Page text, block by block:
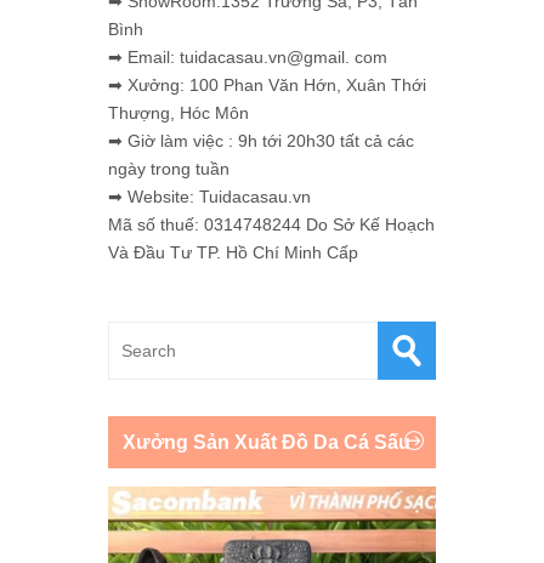
Bình
➡ Email: tuidacasau.vn@gmail. com
➡ Xưởng: 100 Phan Văn Hớn, Xuân Thới
Thượng, Hóc Môn
➡ Giờ làm việc : 9h tới 20h30 tất cả các
ngày trong tuần
➡ Website: Tuidacasau.vn
Mã số thuế: 0314748244 Do Sở Kế Hoạch
Và Đầu Tư TP. Hồ Chí Minh Cấp
Xưởng Sản Xuất Đồ Da Cá Sấu